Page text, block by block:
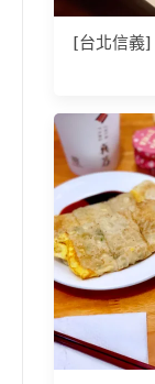
[台北信義]